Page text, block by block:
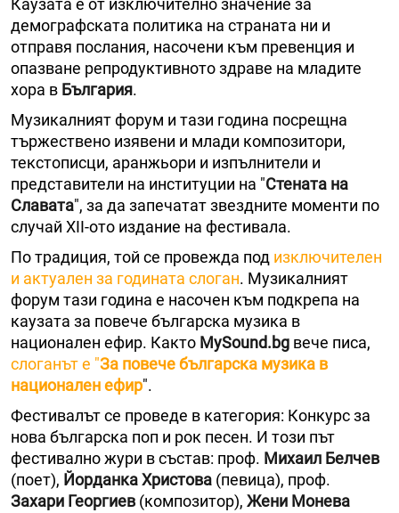
Каузата е от изключително значение за
демографската политика на страната ни и
отправя послания, насочени към превенция и
опазване репродуктивното здраве на младите
хора в България.
Музикалният форум и тази година посрещна
тържествено изявени и млади композитори,
текстописци, аранжьори и изпълнители и
представители на институции на "Стената на
Славата", за да запечатат звездните моменти по
случай ХII-ото издание на фестивала.
По традиция, той се провежда под изключителен
и актуален за годината слоган. Музикалният
форум тази година е насочен към подкрепа на
каузата за повече българска музика в
национален ефир. Както MySound.bg вече писа,
слоганът e "За повече българска музика в
национален ефир".
Фестивалът се проведе в категория: Конкурс за
нова българска поп и рок песен. И този път
фестивално жури в състав: проф. Михаил Белчев
(поет), Йорданка Христова (певица), проф.
Захари Георгиев (композитор), Жени Монева